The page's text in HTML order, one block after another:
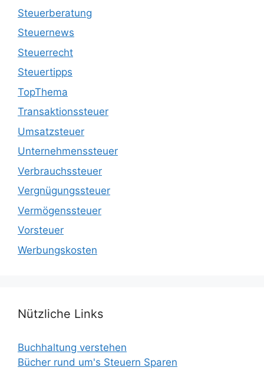
Steuerberatung
Steuernews
Steuerrecht
Steuertipps
TopThema
Transaktionssteuer
Umsatzsteuer
Unternehmenssteuer
Verbrauchssteuer
Vergnügungssteuer
Vermögenssteuer
Vorsteuer
Werbungskosten
Nützliche Links
Buchhaltung verstehen
Bücher rund um's Steuern Sparen